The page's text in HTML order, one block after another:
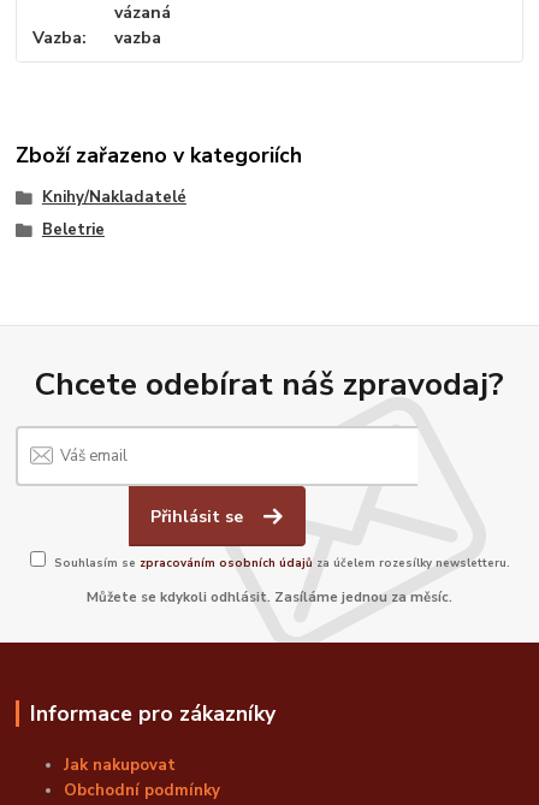
Vazba
vázaná
vazba
Zboží zařazeno v kategoriích
Knihy/Nakladatelé
Beletrie
Chcete odebírat náš zpravodaj?
Přihlásit se
Souhlasím se zpracováním osobních údajů za účelem rozesílky newsletteru.
Můžete se kdykoli odhlásit. Zasíláme jednou za měsíc.
Informace pro zákazníky
Jak nakupovat
Obchodní podmínky